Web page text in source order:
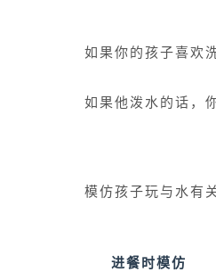
如果你的孩子喜欢
如果他泼水的话，
模仿孩子玩与水有
进餐时模仿